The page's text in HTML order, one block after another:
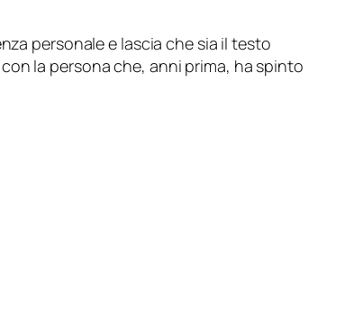
personale e lascia che sia il testo
la persona che, anni prima, ha spinto